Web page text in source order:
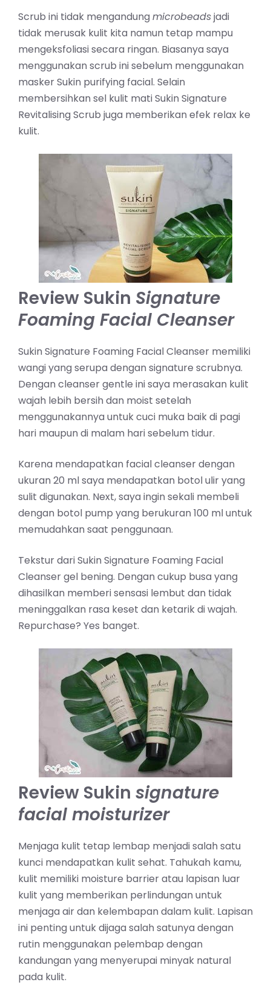
Scrub ini tidak mengandung microbeadsjadi
tidak merusak kulit kita namun tetap mampu
mengeksfoliasi secara ringan. Biasanya saya
menggunakan scrub ini sebelum menggunakan
masker Sukin purifying facial. Selain
membersihkan sel kulit mati Sukin Signature
Revitalising Scrub juga memberikan efek relax ke
kulit. ⁣
Review Sukin Signature
Foaming Facial Cleanser
Sukin Signature Foaming Facial Cleanser memiliki
wangi yang serupa dengan signature scrubnya.
Dengan cleanser gentle ini saya merasakan kulit
wajah lebih bersih dan moist setelah
menggunakannya untuk cuci muka baik di pagi
hari maupun di malam hari sebelum tidur.
Karena mendapatkan facial cleanser dengan
ukuran 20 ml saya mendapatkan botol ulir yang
sulit digunakan. Next, saya ingin sekali membeli
dengan botol pump yang berukuran 100 ml untuk
memudahkan saat penggunaan.
Tekstur dari Sukin Signature Foaming Facial
Cleanser gel bening. Dengan cukup busa yang
dihasilkan memberi sensasi lembut dan tidak
meninggalkan rasa keset dan ketarik di wajah.
Repurchase? Yes banget.
Review Sukin signature
facial moisturizer
Menjaga kulit tetap lembap menjadi salah satu
kunci mendapatkan kulit sehat. Tahukah kamu,
kulit memiliki moisture barrier atau lapisan luar
kulit yang memberikan perlindungan untuk
menjaga air dan kelembapan dalam kulit. Lapisan
ini penting untuk dijaga salah satunya dengan
rutin menggunakan pelembap dengan
kandungan yang menyerupai minyak natural
pada kulit.⁣⁣⁣⁣⁣⁣